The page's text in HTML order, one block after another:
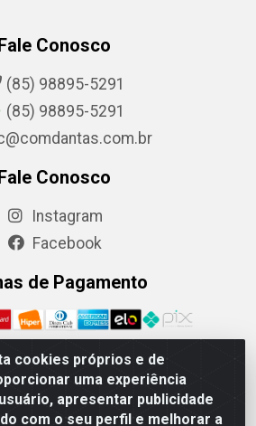
cookies próprios e de
uma experiência
apresentar publicidade
com o seu perfil e melhorar a
Conosco
(85) 98895-5291
(85) 98895-5291
Conosco
Instagram
Facebook
de Pagamento
- Rua Floriano Peixoto, 137- Centro,
| CNPJ: 02.884.314/0001-20